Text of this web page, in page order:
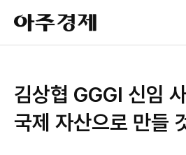
아
주
경
김상협 GGGI 신임
국제 자산으로 만들